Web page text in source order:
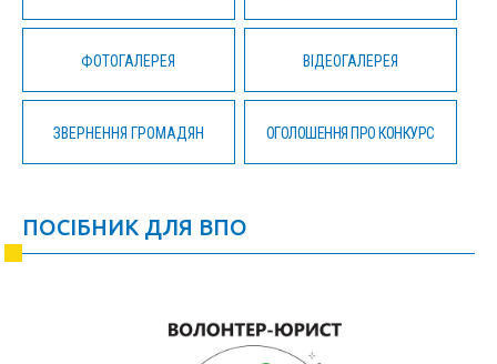
ФОТОГАЛЕРЕЯ ВІДЕОГАЛЕРЕЯ
ЗВЕРНЕННЯ ГРОМАДЯН ОГОЛОШЕННЯ ПРО КОНКУРС
ПОСІБНИК ДЛЯ ВПО